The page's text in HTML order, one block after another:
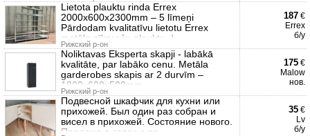
Lietota plauktu rinda Errex
2000x600x2300mm – 5 līmeņi
Pārdodam kvalitatīvu lietotu Errex
metāla sīkpreču plauktu. I
Рижский р-он
187 €
Errex
б/у
Noliktavas Eksperta skapji - labākā
kvalitāte, par labāko cenu. Metāla
garderobes skapis ar 2 durvīm –
1800x600x500mm
Рижский р-он
175 €
Malow
нов.
Подвесной шкафчик для кухни или
прихожей. Был один раз собран и
висел в прихожей. Состояние нового.
Продажа в связи с пе
35 €
Lv
б/у